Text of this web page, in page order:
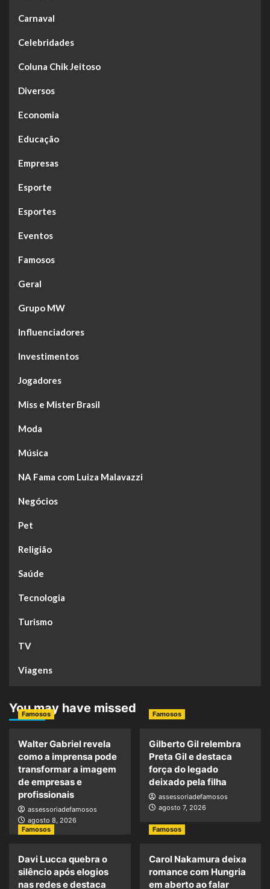
Carnaval
Celebridades
Coluna Chik Jeitoso
Diversos
Economia
Educação
Empresas
Esporte
Esportes
Eventos
Famosos
Geral
Grupo MW
Influenciadores
Investimentos
Jogadores
Miss e Mister Brasil
Moda
Música
NA Fama com Luiza Malavazzi
Negócios
Pet
Religião
Saúde
Tecnologia
Turismo
TV
Viagens
You may have missed
Famosos
Walter Gabriel revela
como a imprensa pode
transformar a imagem
de empresas e
profissionais
assessoriadefamosos
agosto 8, 2026
Famosos
Gilberto Gil relembra
Preta Gil e destaca
força do legado
deixado pela filha
assessoriadefamosos
agosto 7, 2026
Famosos
Davi Lucca quebra o
silêncio após elogios
nas redes e destaca
Famosos
Carol Nakamura deixa
romance com Hungria
em aberto ao falar